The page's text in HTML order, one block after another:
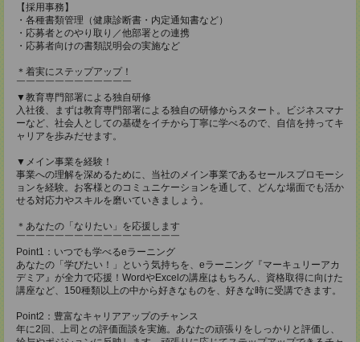
【採用事務】
・各種書類管理（健康診断書・内定通知書など）
・応募者とのやり取り／他部署との連携
・応募者向けの書類説明会の実施など
＊着実にステップアップ！
￣￣￣￣￣￣￣￣￣￣￣￣
▼教育専門部署による独自研修
入社後、まずは教育専門部署による独自の研修からスタート。ビジネスマナ
ーなど、社会人としての基礎をイチから丁寧に学べるので、自信を持ってキ
ャリアを歩みだせます。
▼メイン事業を経験！
事業への理解を深めるために、当社のメイン事業であるセールスプロモーシ
ョンを経験。お客様とのコミュニケーションを通して、どんな場面でも活か
せる対応力やスキルを磨いていきましょう。
＊あなたの「なりたい」を応援します
￣￣￣￣￣￣￣￣￣￣￣￣￣￣￣￣￣
Point1：いつでも学べるeラーニング
あなたの「学びたい！」という気持ちを、eラーニング『マーキュリーアカ
デミア』が全力で応援！WordやExcelの講座はもちろん、資格取得に向けた
講座など、150種類以上の中から好きなものを、好きな時に受講できます。
Point2：豊富なキャリアアップのチャンス
年に2回、上司との評価面談を実施。あなたの頑張りをしっかりと評価し、